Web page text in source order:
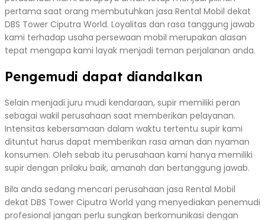
pertama saat orang membutuhkan jasa Rental Mobil dekat
DBS Tower Ciputra World. Loyalitas dan rasa tanggung jawab
kami terhadap usaha persewaan mobil merupakan alasan
tepat mengapa kami layak menjadi teman perjalanan anda.
Pengemudi dapat diandalkan
Selain menjadi juru mudi kendaraan, supir memiliki peran
sebagai wakil perusahaan saat memberikan pelayanan.
Intensitas kebersamaan dalam waktu tertentu supir kami
dituntut harus dapat memberikan rasa aman dan nyaman
konsumen. Oleh sebab itu perusahaan kami hanya memiliki
supir dengan prilaku baik, amanah dan bertanggung jawab.
Bila anda sedang mencari perusahaan jasa Rental Mobil
dekat DBS Tower Ciputra World yang menyediakan penemudi
profesional jangan perlu sungkan berkomunikasi dengan